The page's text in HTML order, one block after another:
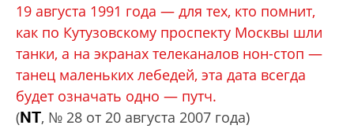
19 августа 1991 года — для тех, кто помнит,
как по Кутузовскому проспекту Москвы шли
танки, а на экранах телеканалов нон-стоп —
танец маленьких лебедей, эта дата всегда
будет означать одно — путч.
(NT, № 28 от 20 августа 2007 года)